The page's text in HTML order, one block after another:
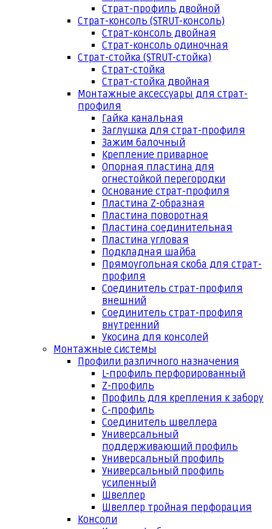
Страт-профиль двойной
Страт-консоль (STRUT-консоль)
Страт-консоль двойная
Страт-консоль одиночная
Страт-стойка (STRUT-стойка)
Страт-стойка
Страт-стойка двойная
Монтажные аксессуары для страт-
профиля
Гайка канальная
Заглушка для страт-профиля
Зажим балочный
Крепление приварное
Опорная пластина для
огнестойкой перегородки
Основание страт-профиля
Пластина Z-образная
Пластина поворотная
Пластина соединительная
Пластина угловая
Подкладная шайба
Прямоугольная скоба для страт-
профиля
Соединитель страт-профиля
внешний
Соединитель страт-профиля
внутренний
Укосина для консолей
Монтажные системы
Профили различного назначения
L-профиль перфорированный
Z-профиль
Профиль для крепления к забору
С-профиль
Соединитель швеллера
Универсальный
поддерживающий профиль
Универсальный профиль
Универсальный профиль
усиленный
Швеллер
Швеллер тройная перфорация
Консоли